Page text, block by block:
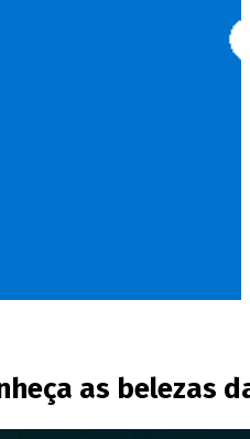
as belezas